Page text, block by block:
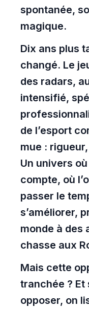
spontanée,
magique.
Dix ans plus
changé. Le
des radars,
intensifié,
de l’esport
mue :
Un univers
compte, où
passer le
s’améliorer,
monde à des
chasse aux
Mais cette
tranchée ? Et
opposer, on